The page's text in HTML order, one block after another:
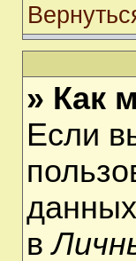
» Как
Если
в